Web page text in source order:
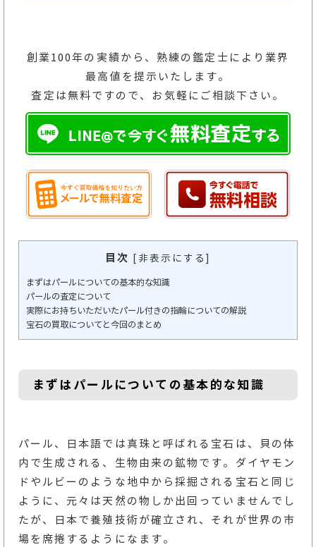
創業100年の実績から、熟練の鑑定士により業界
最高値を提示いたします。
査定は無料ですので、お気軽にご相談下さい。
目次 [ 非表示にする]
まずはパールについての基本的な知識
パールの査定について
実際にお持ちいただいたパール付きの指輪についての解説
宝石の買取についてと今回のまとめ
まずはパールについての基本的な知識
パール、日本語では真珠と呼ばれる宝石は、貝の体
内で生成される、生物由来の鉱物です。ダイヤモン
ドやルビーのような地中から採掘される宝石と同じ
ように、元々は天然の物しか出回っていませんでし
たが、日本で養殖技術が確立され、それが世界の市
場を席捲するようになます。